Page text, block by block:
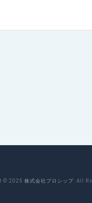
© 2025 株式会社プロシップ. All